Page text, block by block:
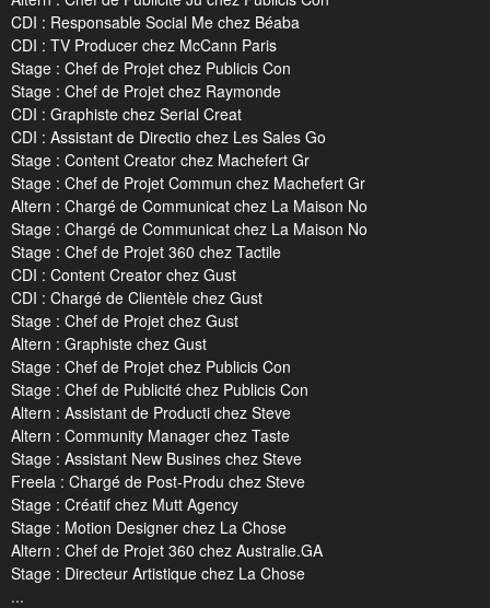
CDI : Responsable Social Me chez Béaba
CDI : TV Producer chez McCann Paris
Stage : Chef de Projet chez Publicis Con
Stage : Chef de Projet chez Raymonde
CDI : Graphiste chez Serial Creat
CDI : Assistant de Directio chez Les Sales Go
Stage : Content Creator chez Machefert Gr
Stage : Chef de Projet Commun chez Machefert Gr
Altern : Chargé de Communicat chez La Maison No
Stage : Chargé de Communicat chez La Maison No
Stage : Chef de Projet 360 chez Tactile
CDI : Content Creator chez Gust
CDI : Chargé de Clientèle chez Gust
Stage : Chef de Projet chez Gust
Altern : Graphiste chez Gust
Stage : Chef de Projet chez Publicis Con
Stage : Chef de Publicité chez Publicis Con
Altern : Assistant de Producti chez Steve
Altern : Community Manager chez Taste
Stage : Assistant New Busines chez Steve
Freela : Chargé de Post-Produ chez Steve
Stage : Créatif chez Mutt Agency
Stage : Motion Designer chez La Chose
Altern : Chef de Projet 360 chez Australie.GA
Stage : Directeur Artistique chez La Chose
...